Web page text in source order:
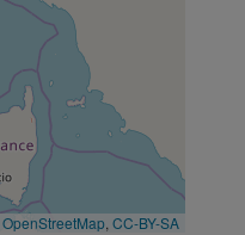
OpenStreetMap CC-BY-SA